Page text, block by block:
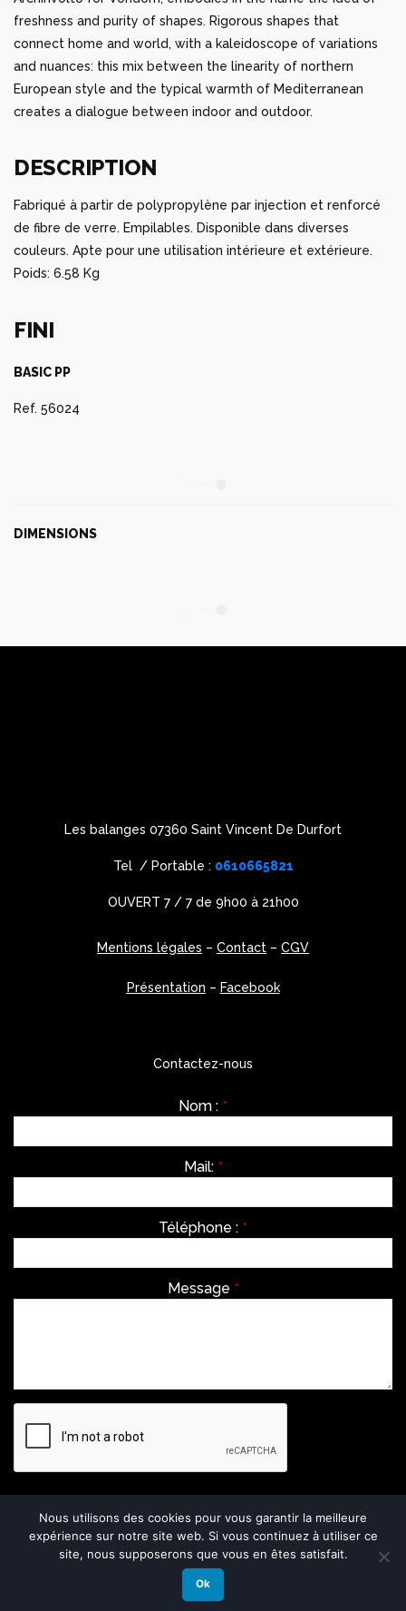
freshness and purity of shapes. Rigorous shapes that
connect home and world, with a kaleidoscope of variations
and nuances: this mix between the linearity of northern
European style and the typical warmth of Mediterranean
creates a dialogue between indoor and outdoor.
DESCRIPTION
Fabriqué à partir de polypropylène par injection et renforcé
de fibre de verre. Empilables. Disponible dans diverses
couleurs. Apte pour une utilisation intérieure et extérieure.
Poids: 6.58 Kg
FINI
BASIC PP
Ref. 56024
DIMENSIONS
Les balanges 07360 Saint Vincent De Durfort
Tel / Portable : 0610665821
OUVERT 7 / 7 de 9h00 à 21h00
Mentions légales – Contact – CGV
Présentation – Facebook
Contactez-nous
Nom : *
Mail: *
Téléphone : *
Message *
Envoyer
Nous utilisons des cookies pour vous garantir la meilleure
expérience sur notre site web. Si vous continuez à utiliser ce
site, nous supposerons que vous en êtes satisfait.
Ok